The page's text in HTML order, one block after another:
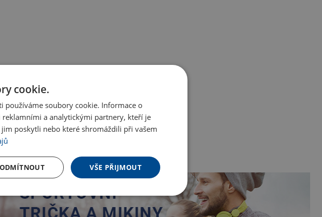
cookie.
používáme soubory cookie. Informace o
a analytickými partnery, kteří je
poskytli nebo které shromáždili při vašem
VŠE PŘIJMOUT